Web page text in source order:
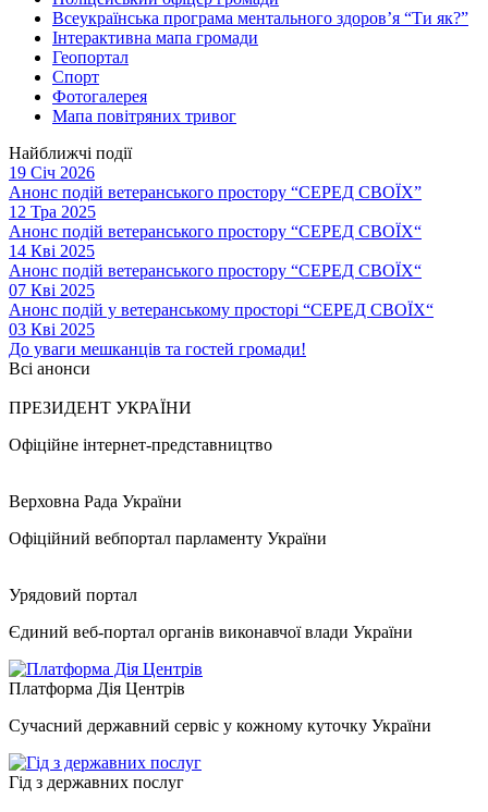
Всеукраїнська програма ментального здоров’я “Ти як?”
Інтерактивна мапа громади
Геопортал
Спорт
Фотогалерея
Мапа повітряних тривог
Найближчі події
19 Січ 2026
Анонс подій ветеранського простору “СЕРЕД СВОЇХ”
12 Тра 2025
Анонс подій ветеранського простору “СЕРЕД СВОЇХ“
14 Кві 2025
Анонс подій ветеранського простору “СЕРЕД СВОЇХ“
07 Кві 2025
Анонс подій у ветеранському просторі “СЕРЕД СВОЇХ“
03 Кві 2025
До уваги мешканців та гостей громади!
Всі анонси
ПРЕЗИДЕНТ УКРАЇНИ
Офіційне інтернет-представництво
Верховна Рада України
Офіційний вебпортал парламенту України
Урядовий портал
Єдиний веб-портал органів виконавчої влади України
Платформа Дія Центрів
Сучасний державний сервіс у кожному куточку України
Гід з державних послуг